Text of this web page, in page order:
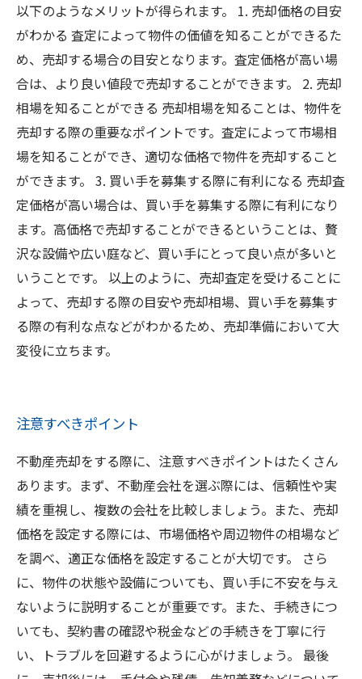
以下のようなメリットが得られます。 1. 売却価格の目安
がわかる 査定によって物件の価値を知ることができるた
め、売却する場合の目安となります。査定価格が高い場
合は、より良い値段で売却することができます。 2. 売却
相場を知ることができる 売却相場を知ることは、物件を
売却する際の重要なポイントです。査定によって市場相
場を知ることができ、適切な価格で物件を売却すること
ができます。 3. 買い手を募集する際に有利になる 売却査
定価格が高い場合は、買い手を募集する際に有利になり
ます。高価格で売却することができるということは、贅
沢な設備や広い庭など、買い手にとって良い点が多いと
いうことです。 以上のように、売却査定を受けることに
よって、売却する際の目安や売却相場、買い手を募集す
る際の有利な点などがわかるため、売却準備において大
変役に立ちます。
注意すべきポイント
不動産売却をする際に、注意すべきポイントはたくさん
あります。まず、不動産会社を選ぶ際には、信頼性や実
績を重視し、複数の会社を比較しましょう。また、売却
価格を設定する際には、市場価格や周辺物件の相場など
を調べ、適正な価格を設定することが大切です。 さら
に、物件の状態や設備についても、買い手に不安を与え
ないように説明することが重要です。また、手続きにつ
いても、契約書の確認や税金などの手続きを丁寧に行
い、トラブルを回避するように心がけましょう。 最後